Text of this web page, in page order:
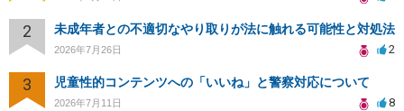
2 未成年者との不適切なやり取りが法に触れる可能性と対処法
2026年7月26日 2
3 児童性的コンテンツへの「いいね」と警察対応について
2026年7月11日 8